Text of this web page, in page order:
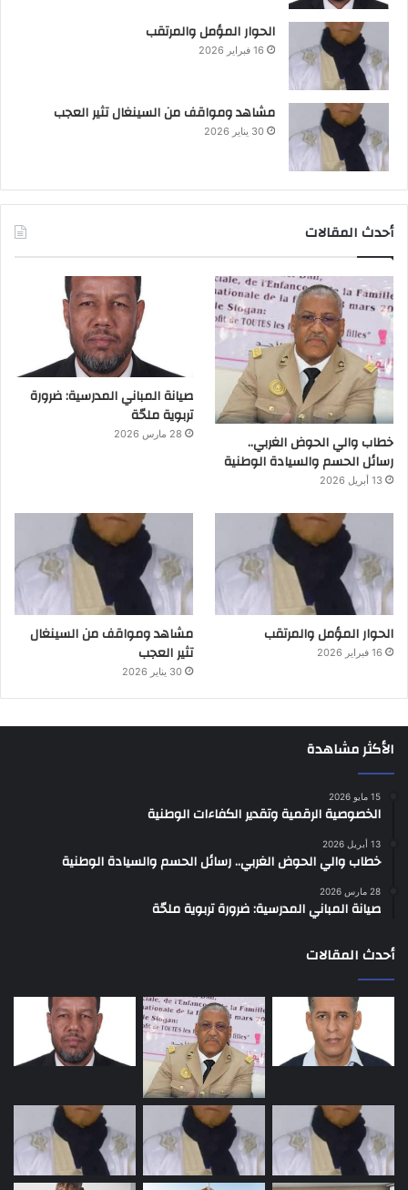
الحوار المؤمل والمرتقب
16 فبراير 2026
مشاهد ومواقف من السينغال تثير العجب
30 يناير 2026
أحدث المقالات
خطاب والي الحوض الغربي..
رسائل الحسم والسيادة الوطنية
13 أبريل 2026
صيانة المباني المدرسية: ضرورة
تربوية ملحّة
28 مارس 2026
الحوار المؤمل والمرتقب
16 فبراير 2026
مشاهد ومواقف من السينغال
تثير العجب
30 يناير 2026
الأكثر مشاهدة
15 مايو 2026
الخصوصية الرقمية وتقدير الكفاءات الوطنية
13 أبريل 2026
خطاب والي الحوض الغربي.. رسائل الحسم والسيادة الوطنية
28 مارس 2026
صيانة المباني المدرسية: ضرورة تربوية ملحّة
أحدث المقالات